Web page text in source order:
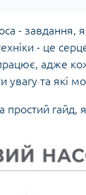
- завдання,
- це
адже
увагу та які
простий